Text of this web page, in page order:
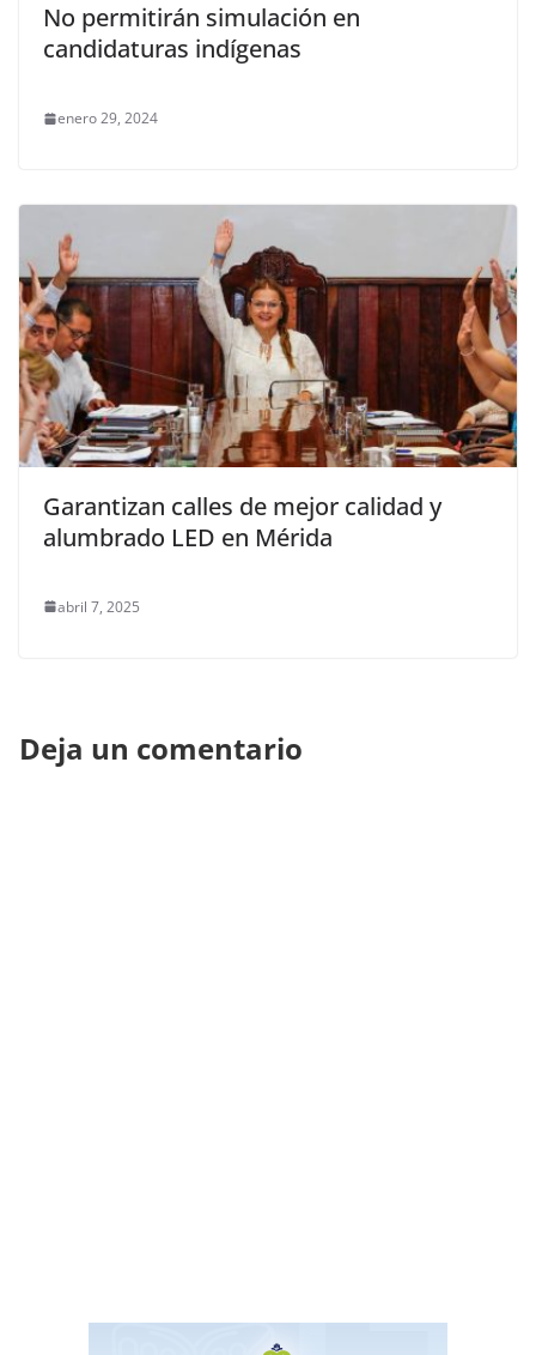
No permitirán simulación en
candidaturas indígenas
enero 29, 2024
Garantizan calles de mejor calidad y
alumbrado LED en Mérida
abril 7, 2025
Deja un comentario